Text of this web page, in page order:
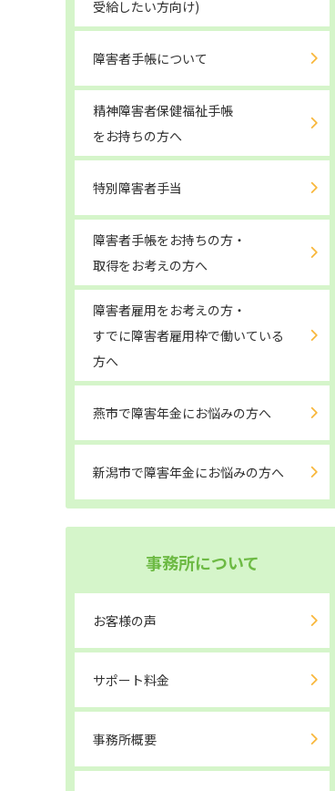
受給したい方向け)
障害者手帳について
精神障害者保健福祉手帳
をお持ちの方へ
特別障害者手当
障害者手帳をお持ちの方・
取得をお考えの方へ
障害者雇用をお考えの方・
すでに障害者雇用枠で働いている
方へ
燕市で障害年金にお悩みの方へ
新潟市で障害年金にお悩みの方へ
事務所について
お客様の声
サポート料金
事務所概要